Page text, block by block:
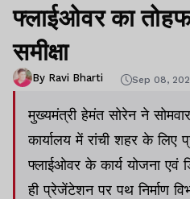
फ्लाईओवर का
समीक्षा
By Ravi Bharti Sep 08,
मुख्यमंत्री हेमंत सोरेन ने
कार्यालय में रांची शहर के लिए
फ्लाईओवर के कार्य योजना एवं
ही प्रेजेंटेशन पर पथ निर्माण